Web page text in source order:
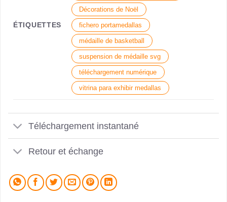
ÉTIQUETTES
Décorations de Noël
fichero portamedallas
médaille de basketball
suspension de médaille svg
téléchargement numérique
vitrina para exhibir medallas
Téléchargement instantané
Retour et échange